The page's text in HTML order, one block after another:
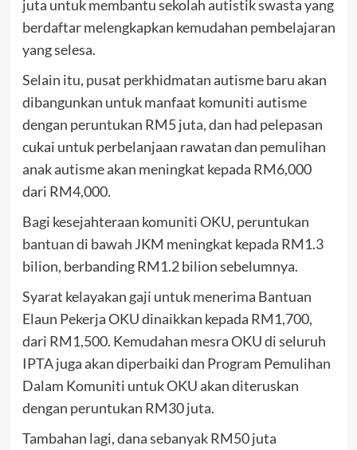
juta untuk membantu sekolah autistik swasta yang
berdaftar melengkapkan kemudahan pembelajaran
yang selesa.
Selain itu, pusat perkhidmatan autisme baru akan
dibangunkan untuk manfaat komuniti autisme
dengan peruntukan RM5 juta, dan had pelepasan
cukai untuk perbelanjaan rawatan dan pemulihan
anak autisme akan meningkat kepada RM6,000
dari RM4,000.
Bagi kesejahteraan komuniti OKU, peruntukan
bantuan di bawah JKM meningkat kepada RM1.3
bilion, berbanding RM1.2 bilion sebelumnya.
Syarat kelayakan gaji untuk menerima Bantuan
Elaun Pekerja OKU dinaikkan kepada RM1,700,
dari RM1,500. Kemudahan mesra OKU di seluruh
IPTA juga akan diperbaiki dan Program Pemulihan
Dalam Komuniti untuk OKU akan diteruskan
dengan peruntukan RM30 juta.
Tambahan lagi, dana sebanyak RM50 juta